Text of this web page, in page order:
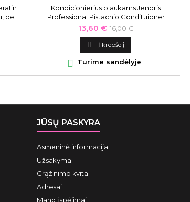
be
Kondicionierius plaukams Jenoris
Professional Pistachio Condituioner
JEN16182 su pistacijų aliejumi, 300 ml
Kondicionierius plaukams elastingumo ir
padės išlaikyti sveiką galvos odą.
Kaina
13,60 € Bazinė
kaina
16,00 €
 Į krepšelį
 Turime sandėlyje
JŪSŲ PASKYRA
Asmeninė informacija
Užsakymai
Grąžinimo kvitai
Adresai
Mano įspėjimai